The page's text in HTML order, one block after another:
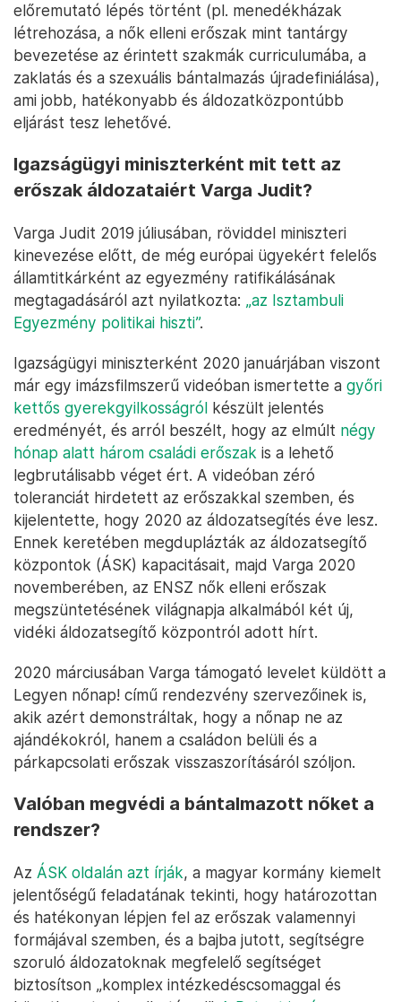
előremutató lépés történt (pl. menedékházak
létrehozása, a nők elleni erőszak mint tantárgy
bevezetése az érintett szakmák curriculumába, a
zaklatás és a szexuális bántalmazás újradefiniálása),
ami jobb, hatékonyabb és áldozatközpontúbb
eljárást tesz lehetővé.
Igazságügyi miniszterként mit tett az
erőszak áldozataiért Varga Judit?
Varga Judit 2019 júliusában, röviddel miniszteri
kinevezése előtt, de még európai ügyekért felelős
államtitkárként az egyezmény ratifikálásának
megtagadásáról azt nyilatkozta: „az Isztambuli
Egyezmény politikai hiszti”.
Igazságügyi miniszterként 2020 januárjában viszont
már egy imázsfilmszerű videóban ismertette a győri
kettős gyerekgyilkosságról készült jelentés
eredményét, és arról beszélt, hogy az elmúlt négy
hónap alatt három családi erőszak is a lehető
legbrutálisabb véget ért. A videóban zéró
toleranciát hirdetett az erőszakkal szemben, és
kijelentette, hogy 2020 az áldozatsegítés éve lesz.
Ennek keretében megduplázták az áldozatsegítő
központok (ÁSK) kapacitásait, majd Varga 2020
novemberében, az ENSZ nők elleni erőszak
megszüntetésének világnapja alkalmából két új,
vidéki áldozatsegítő központról adott hírt.
2020 márciusában Varga támogató levelet küldött a
Legyen nőnap! című rendezvény szervezőinek is,
akik azért demonstráltak, hogy a nőnap ne az
ajándékokról, hanem a családon belüli és a
párkapcsolati erőszak visszaszorításáról szóljon.
Valóban megvédi a bántalmazott nőket a
rendszer?
Az ÁSK oldalán azt írják, a magyar kormány kiemelt
jelentőségű feladatának tekinti, hogy határozottan
és hatékonyan lépjen fel az erőszak valamennyi
formájával szemben, és a bajba jutott, segítségre
szoruló áldozatoknak megfelelő segítséget
biztosítson „komplex intézkedéscsomaggal és